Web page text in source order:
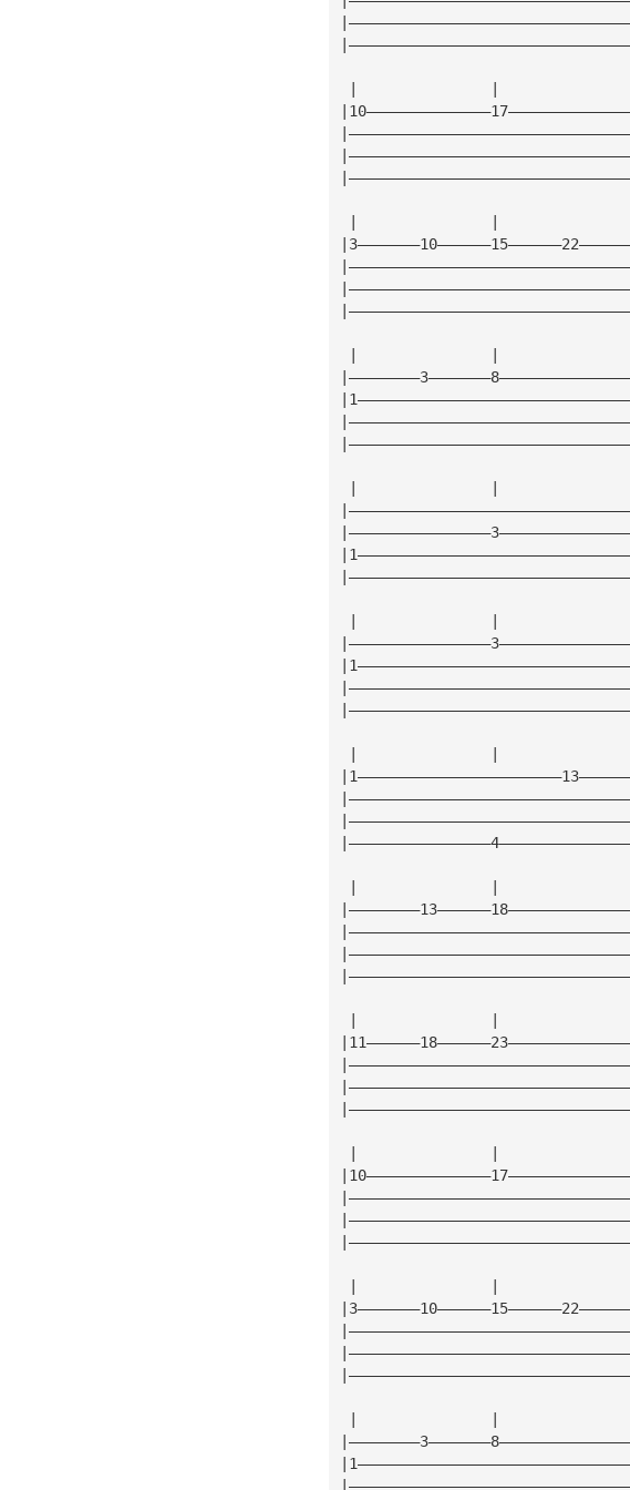
|               |
|               |
|               |
|               |
|               |
|               |
|               |
|               |
|               |
|               |
|               |